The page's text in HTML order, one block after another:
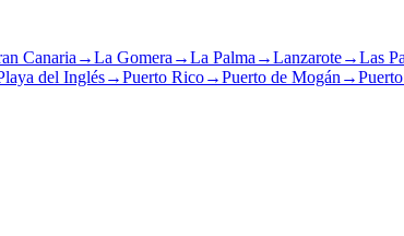
Canaria →La Gomera →La Palma →Lanzarote→Las
del Inglés→Puerto Rico→Puerto de Mogán →